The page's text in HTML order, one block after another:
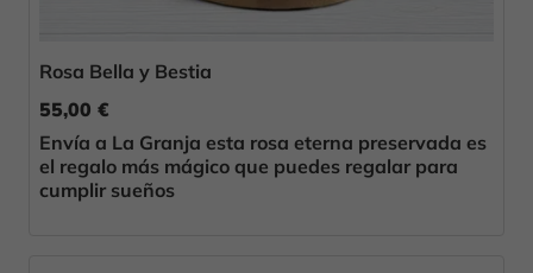
Rosa Bella y Bestia
55,00 €
Envía a La Granja esta rosa eterna preservada es
el regalo más mágico que puedes regalar para
cumplir sueños